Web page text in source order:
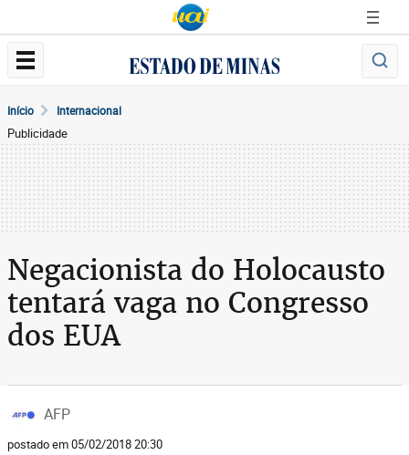
Início Internacional
Publicidade
Negacionista do Holocausto
tentará vaga no Congresso
dos EUA
AFP
postado em 05/02/2018 20:30